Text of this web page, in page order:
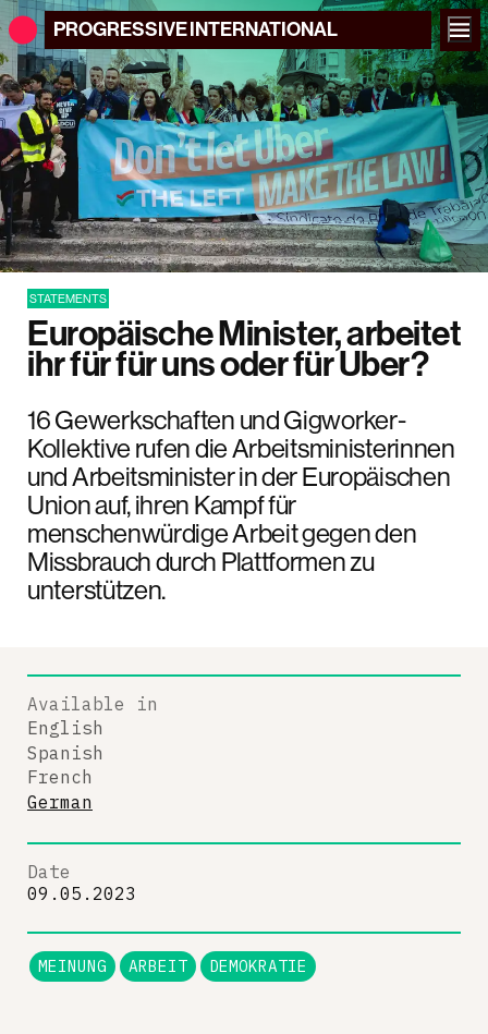
PROGRESSIVEINTERNATIONAL
STATEMENTS
Europäische Minister, arbeitet
ihr für für uns oder für Uber?
16 Gewerkschaften und Gigworker-
Kollektive rufen die Arbeitsministerinnen
und Arbeitsminister in der Europäischen
Union auf, ihren Kampf für
menschenwürdige Arbeit gegen den
Missbrauch durch Plattformen zu
unterstützen.
Available in
English
Spanish
French
German
Date
09.05.2023
MEINUNG ARBEIT DEMOKRATIE